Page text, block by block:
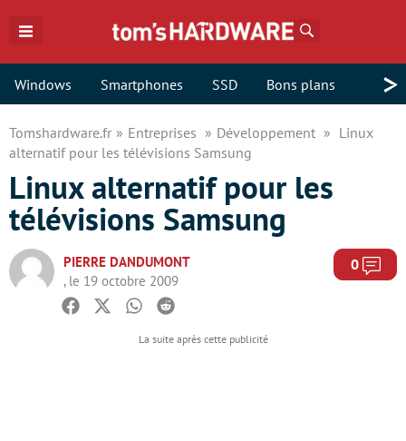
Windows Smartphones SSD Bons plans >
Tomshardware.fr Entreprises Développement
Linux
alternatif pour les télévisions Samsung
Linux alternatif pour les
télévisions Samsung
PIERRE DANDUMONT
, le 19 octobre 2009
0
Facebook
TwitterWhatsapp
Reddit